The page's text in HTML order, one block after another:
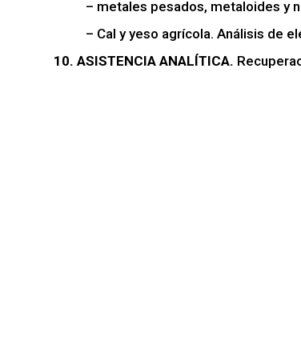
– metales pesados, metaloides y
– Cal y yeso agrícola. Análisis de
10. ASISTENCIA ANALÍTICA.